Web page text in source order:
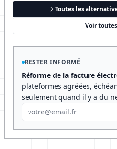
Toutes les
Voir
RESTER INFORMÉ
Réforme de la facture
plateformes agréées,
seulement quand il y a du